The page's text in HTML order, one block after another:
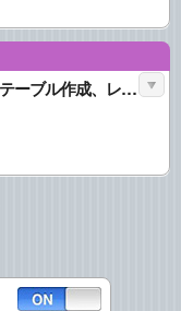
【Android】SQLiteデータベースを作成、テーブル作成、レコード抽出など